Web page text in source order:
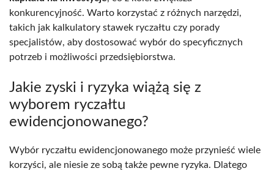
konkurencyjność. Warto korzystać z różnych narzędzi,
takich jak kalkulatory stawek ryczałtu czy porady
specjalistów, aby dostosować wybór do specyficznych
potrzeb i możliwości przedsiębiorstwa.
Jakie zyski i ryzyka wiążą się z
wyborem ryczałtu
ewidencjonowanego?
Wybór ryczałtu ewidencjonowanego może przynieść wiele
korzyści, ale niesie ze sobą także pewne ryzyka. Dlatego